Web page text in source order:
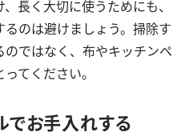
長く大切に使うためにも、
のは避けましょう。掃除す
ではなく、布やキッチンペ
てください。
でお手入れする